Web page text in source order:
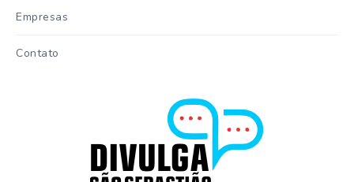
Empresas
Contato